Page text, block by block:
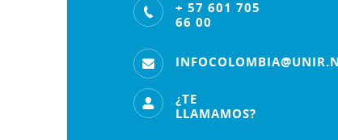
+ 57 601 705
66 00
¿TE
LLAMAMOS?